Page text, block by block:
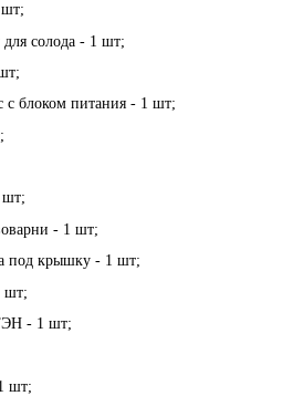
шт;
для солода - 1 шт;
с блоком питания - 1 шт;
шт;
- 1 шт;
под крышку - 1 шт;
шт;
- 1 шт;
шт;